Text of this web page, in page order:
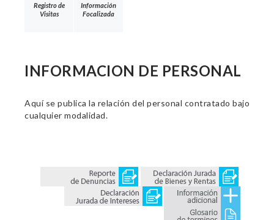
Registro de
Visitas
Información
Focalizada
INFORMACION DE PERSONAL
Aquí se publica la relación del personal contratado bajo
cualquier modalidad.